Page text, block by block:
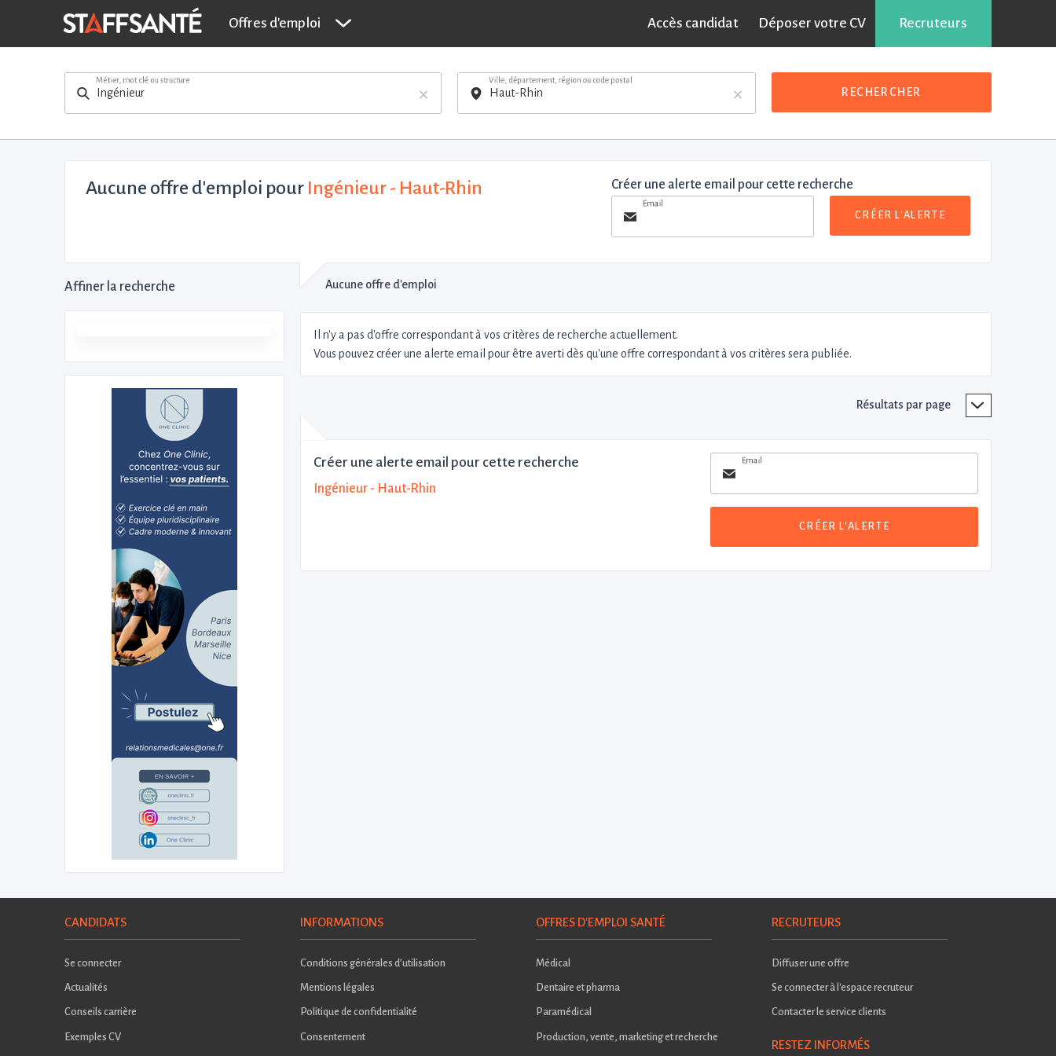
Offres d'emploi Accès candidat Déposer votre CV Recruteurs
×
Métier, mot clé ou structure
×
Ville, département, région ou code postal
RECHERCHER
Aucune offre d'emploi pour Ingénieur - Haut-Rhin Créer une alerte email pour cette recherche
Email
CRÉER L'ALERTE
Affiner la recherche Aucune offre d'emploi
Il n'y a pas d'offre correspondant à vos critères de recherche actuellement.
Vous pouvez créer une alerte email pour être averti dès qu'une offre correspondant à vos critères sera publiée.
Résultats par page
Créer une alerte email pour cette recherche
Ingénieur - Haut-Rhin
Email
CRÉER L'ALERTE
CANDIDATS
Se connecter
Actualités
Conseils carrière
Exemples CV
INFORMATIONS
Conditions générales d’utilisation
Mentions légales
Politique de confidentialité
Consentement
OFFRES D'EMPLOI SANTÉ
Médical
Dentaire et pharma
Paramédical
Production, vente, marketing et recherche
RECRUTEURS
Diffuser une offre
Se connecter à l'espace recruteur
Contacter le service clients
RESTEZ INFORMÉS